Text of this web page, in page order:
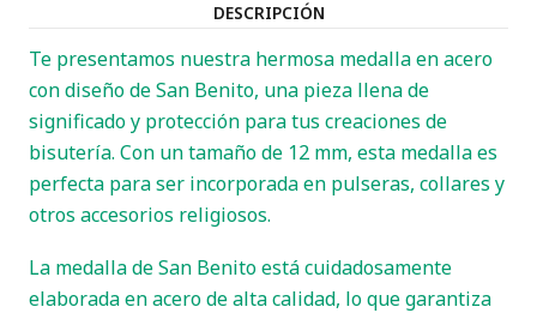
DESCRIPCIÓN
Te presentamos nuestra hermosa medalla en acero
con diseño de San Benito, una pieza llena de
significado y protección para tus creaciones de
bisutería. Con un tamaño de 12 mm, esta medalla es
perfecta para ser incorporada en pulseras, collares y
otros accesorios religiosos.
La medalla de San Benito está cuidadosamente
elaborada en acero de alta calidad, lo que garantiza